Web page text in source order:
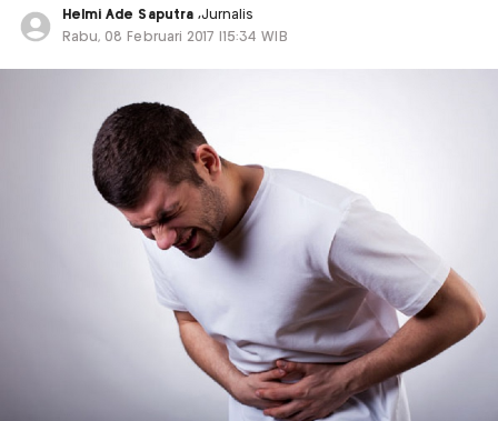
Helmi Ade Saputra ,Jurnalis
Rabu, 08 Februari 2017 |15:34 WIB